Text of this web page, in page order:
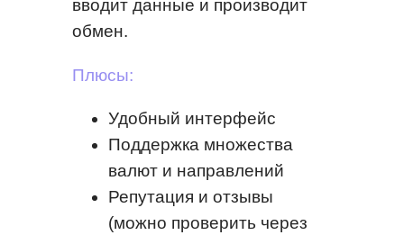
вводит данные и производит
обмен.
Плюсы:
Удобный интерфейс
Поддержка множества
валют и направлений
Репутация и отзывы
(можно проверить через